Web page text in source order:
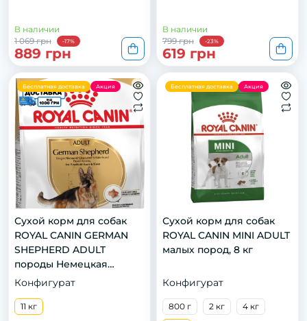
В наличии
1 069 грн
-17%
889 грн
В наличии
799 грн
-23%
619 грн
Бесплатная доставка Акция
Сухой корм для собак
ROYAL CANIN GERMAN
SHEPHERD ADULT
породы Немецкая
овчарка, 11 кг
Конфигурат
11 кг
Бесплатная доставка Акция
Сухой корм для собак
ROYAL CANIN MINI ADULT
малых пород, 8 кг
Конфигурат
800 г 2 кг
4 кг